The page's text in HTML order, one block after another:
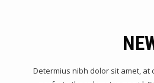
Determius nibh dolor sit amet, at